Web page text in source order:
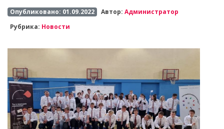
Опубликовано: 01.09.2022 Автор:Администратор
Рубрика: Новости